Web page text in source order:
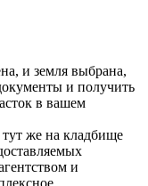
и земля выбрана,
и получить
в вашем
же на кладбище
и